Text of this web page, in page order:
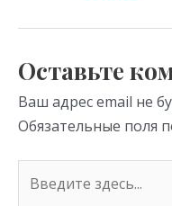
as
ni
ki
m
Оставьте
Ваш адрес email не
Обязательные поля
здесь...